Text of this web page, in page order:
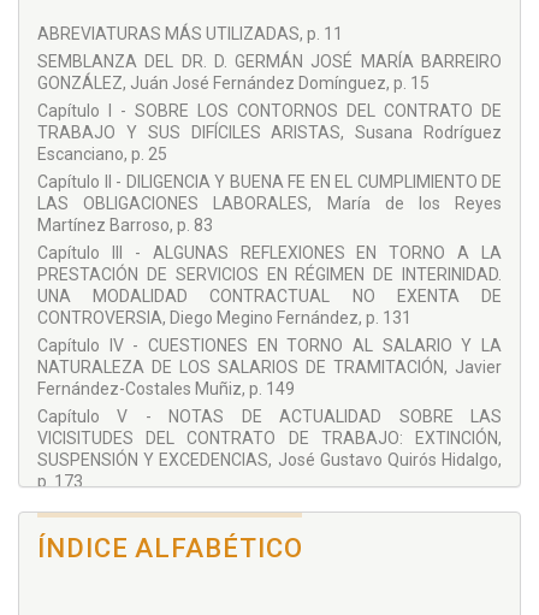
ABREVIATURAS MÁS UTILIZADAS, p. 11
SEMBLANZA DEL DR. D. GERMÁN JOSÉ MARÍA BARREIRO
GONZÁLEZ, Juán José Fernández Domínguez, p. 15
Capítulo I - SOBRE LOS CONTORNOS DEL CONTRATO DE
TRABAJO Y SUS DIFÍCILES ARISTAS, Susana Rodríguez
Escanciano, p. 25
Capítulo II - DILIGENCIA Y BUENA FE EN EL CUMPLIMIENTO DE
LAS OBLIGACIONES LABORALES, María de los Reyes
Martínez Barroso, p. 83
Capítulo III - ALGUNAS REFLEXIONES EN TORNO A LA
PRESTACIÓN DE SERVICIOS EN RÉGIMEN DE INTERINIDAD.
UNA MODALIDAD CONTRACTUAL NO EXENTA DE
CONTROVERSIA, Diego Megino Fernández, p. 131
Capítulo IV - CUESTIONES EN TORNO AL SALARIO Y LA
NATURALEZA DE LOS SALARIOS DE TRAMITACIÓN, Javier
Fernández-Costales Muñiz, p. 149
Capítulo V - NOTAS DE ACTUALIDAD SOBRE LAS
VICISITUDES DEL CONTRATO DE TRABAJO: EXTINCIÓN,
SUSPENSIÓN Y EXCEDENCIAS, José Gustavo Quirós Hidalgo,
p. 173
Capítulo VI - El FENÓMENO DE LA GLOBALIZACIÓN
ECONÓMICA Y LA DESCENTRALIZACIÓN PRODUCTIVA
FRENTE A LOS DERECHOS DE LOS TRABAJADORES, María
ÍNDICE ALFABÉTICO